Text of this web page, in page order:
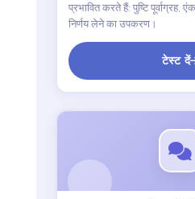
प्रभावित करते हैं: पुष्टि
निर्णय लेने का उपकरण।
टेस्ट दें